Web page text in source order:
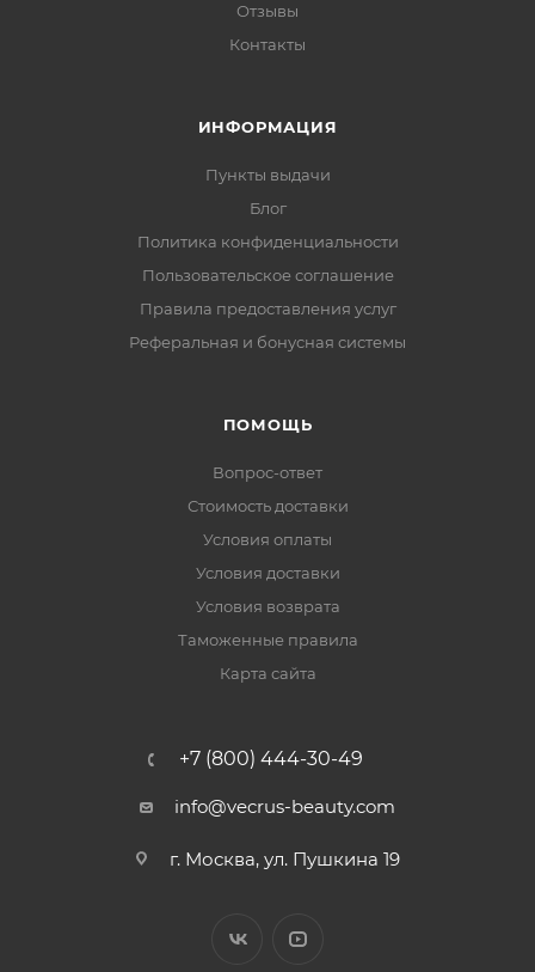
Отзывы
Контакты
ИНФОРМАЦИЯ
Пункты выдачи
Блог
Политика конфиденциальности
Пользовательское соглашение
Правила предоставления услуг
Реферальная и бонусная системы
ПОМОЩЬ
Вопрос-ответ
Стоимость доставки
Условия оплаты
Условия доставки
Условия возврата
Таможенные правила
Карта сайта
+7 (800) 444-30-49
info@vecrus-beauty.com
г. Москва, ул. Пушкина 19